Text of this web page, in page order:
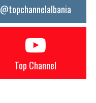
@topchannelalbania
Top Channel